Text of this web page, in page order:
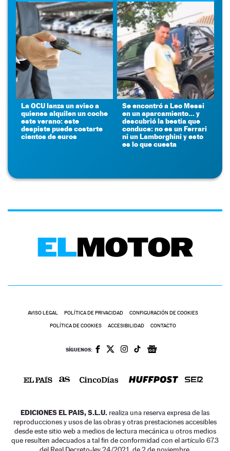
La OCU lanza un aviso a
quienes alquilen un coche
este verano: este
despiste puede costarte
cientos de euros
Se encontró a Leo Messi
en un aparcamiento... y
descubrió la bestia que
conduce: no es un Ferrari
ni un Lamborghini y esto
es lo que cuesta
AVISO LEGAL POLÍTICA DE PRIVACIDAD CONFIGURACIÓN DE COOKIES
POLÍTICA DE COOKIES ACCESIBILIDAD CONTACTO
SÍGUENOS:
EDICIONES EL PAIS, S.L.U. realiza una reserva expresa de las
reproducciones y usos de las obras y otras prestaciones accesibles
desde este sitio web a medios de lectura mecánica u otros medios
que resulten adecuados a tal fin de conformidad con el artículo 67.3